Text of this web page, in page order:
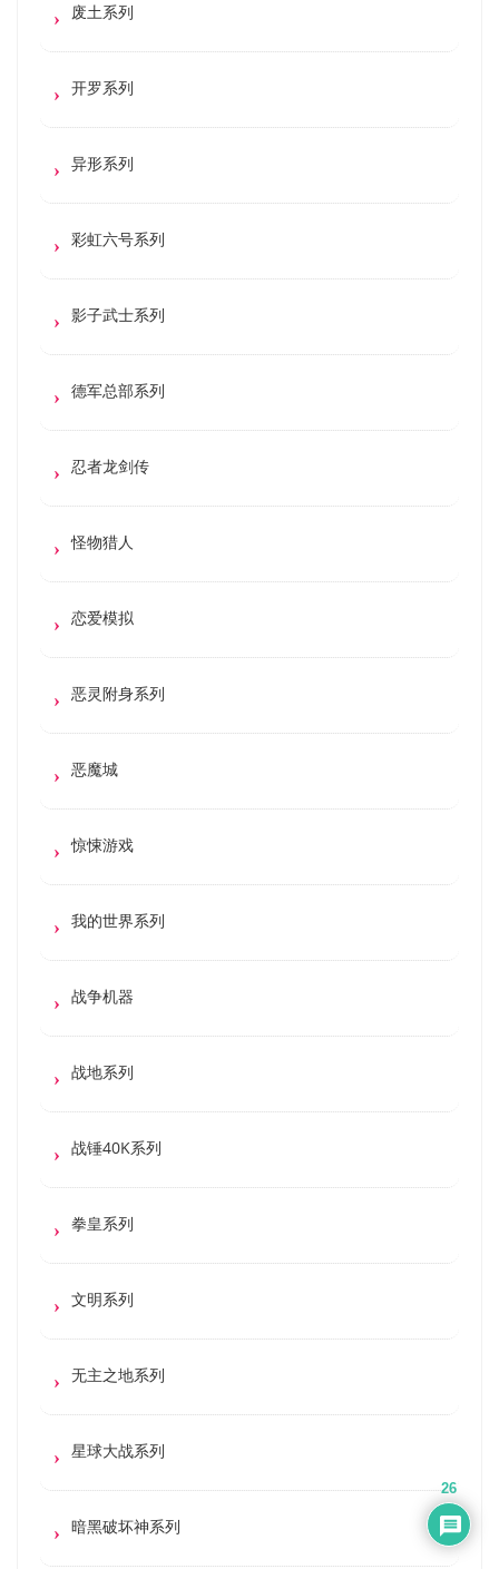
废土系列
开罗系列
异形系列
彩虹六号系列
影子武士系列
德军总部系列
忍者龙剑传
怪物猎人
恋爱模拟
恶灵附身系列
恶魔城
惊悚游戏
我的世界系列
战争机器
战地系列
战锤40K系列
拳皇系列
文明系列
无主之地系列
星球大战系列
暗黑破坏神系列
26